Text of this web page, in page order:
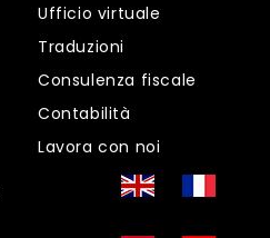
Ufficio virtuale
Traduzioni
Consulenza fiscale
Contabilità
Lavora con noi